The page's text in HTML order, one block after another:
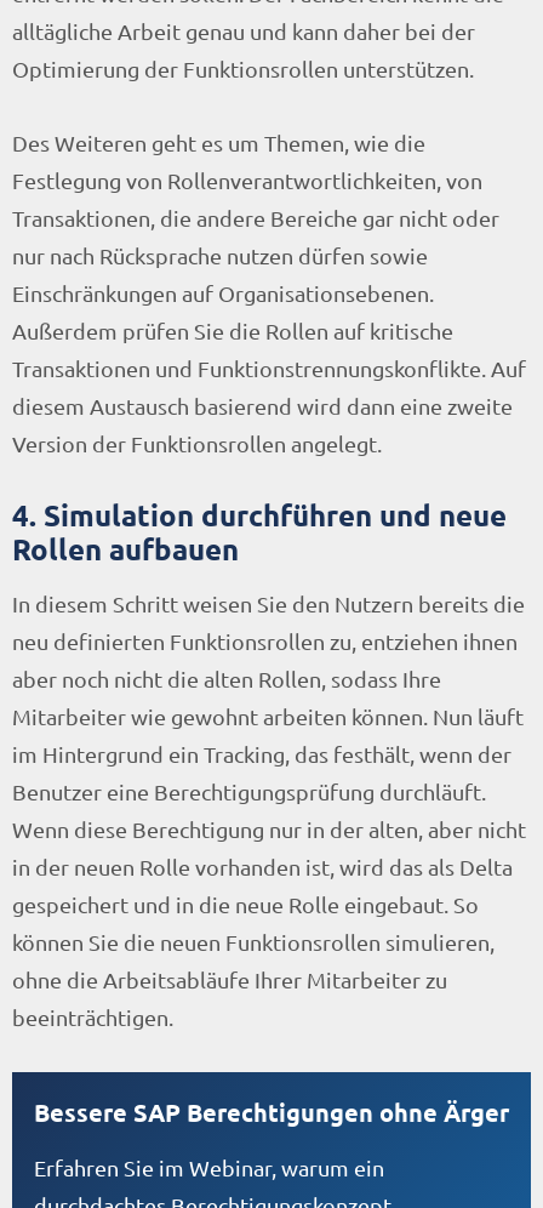
alltägliche Arbeit genau und kann daher bei der
Optimierung der Funktionsrollen unterstützen.
Des Weiteren geht es um Themen, wie die
Festlegung von Rollenverantwortlichkeiten, von
Transaktionen, die andere Bereiche gar nicht oder
nur nach Rücksprache nutzen dürfen sowie
Einschränkungen auf Organisationsebenen.
Außerdem prüfen Sie die Rollen auf kritische
Transaktionen und Funktionstrennungskonflikte. Auf
diesem Austausch basierend wird dann eine zweite
Version der Funktionsrollen angelegt.
4. Simulation durchführen und neue
Rollen aufbauen
In diesem Schritt weisen Sie den Nutzern bereits die
neu definierten Funktionsrollen zu, entziehen ihnen
aber noch nicht die alten Rollen, sodass Ihre
Mitarbeiter wie gewohnt arbeiten können. Nun läuft
im Hintergrund ein Tracking, das festhält, wenn der
Benutzer eine Berechtigungsprüfung durchläuft.
Wenn diese Berechtigung nur in der alten, aber nicht
in der neuen Rolle vorhanden ist, wird das als Delta
gespeichert und in die neue Rolle eingebaut. So
können Sie die neuen Funktionsrollen simulieren,
ohne die Arbeitsabläufe Ihrer Mitarbeiter zu
beeinträchtigen.
Bessere SAP Berechtigungen ohne Ärger
Erfahren Sie im Webinar, warum ein